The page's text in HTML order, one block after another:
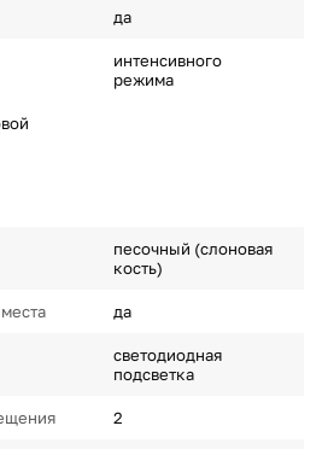
да
интенсивного
режима
песочный (слоновая
кость)
да
светодиодная
подсветка
2